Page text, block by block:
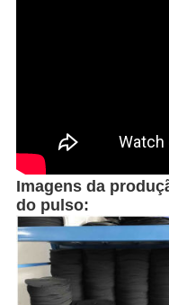
Imagens da
do pulso: